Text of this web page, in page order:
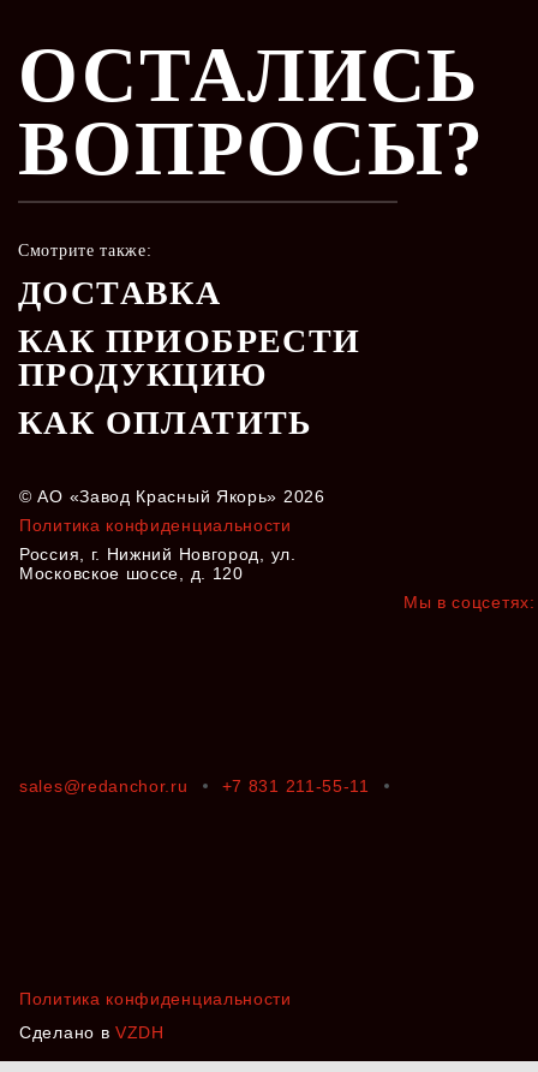
Виды антикоррозийных покрытий
18 июня 2024
Арктические цепи для Северного
ОСТАЛИСЬ
ВОПРОСЫ?
Смотрите также:
ДОСТАВКА
КАК ПРИОБРЕСТИ
ПРОДУКЦИЮ
КАК ОПЛАТИТЬ
© АО «Завод Красный Якорь» 2026
Политика конфиденциальности
Россия, г. Нижний Новгород, ул.
Московское шоссе, д. 120
sales@redanchor.ru +7 831 211-55-11
Мы в соцсетях:
Политика конфиденциальности
Сделано в VZDH